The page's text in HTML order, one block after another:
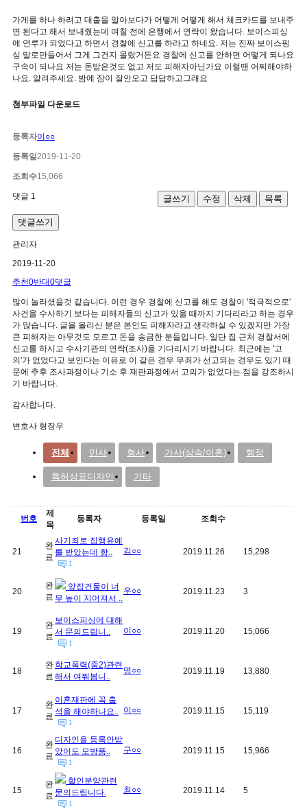
가게를 하나 하려고 대출을 알아보다가 어떻게 어떻게 해서 체크카드를 보내주
면 된다고 해서 보내줬는데 며칠 전에 은행에서 연락이 왔습니다. 보이스피싱
에 연루가 되었다고 하면서 경찰에 신고를 하라고 하네요. 저는 진짜 보이스핑
싱 말로만들어서 그게 그건지 몰랐거든요 경찰에 신고를 안하면 어떻게 되나요
구속이 되나요 저는 돈받은것도 없고 저도 피해자아닌가요 이럴땐 어찌해야하
나요. 알려주세요. 밤에 잠이 잘안오고 답답하고그래요
첨부파일 다운로드
등록자이○○
등록일2019-11-20
조회수15,066
글쓰기 수정 삭제 목록
댓글 1
댓글쓰기
관리자
2019-11-20
추천0반대0댓글
많이 놀라셨을것 같습니다. 이런 경우 경찰에 신고를 해도 경찰이 '적극적으로'
사건을 수사하기 보다는 피해자들의 신고가 있을 때까지 기다리라고 하는 경우
가 많습니다. 글을 올리신 분은 본인도 피해자라고 생각하실 수 있겠지만 가장
큰 피해자는 아무것도 모르고 돈을 송금한 분들입니다. 일단 집 근처 경찰서에
신고를 하시고 수사기관의 연락(조사)을 기다리시기 바랍니다. 최근에는 '고
의'가 없었다고 보인다는 이유로 이 같은 경우 무죄가 선고되는 경우도 있기 때
문에 추후 조사과정이나 기소 후 재판과정에서 고의가 없었다는 점을 강조하시
기 바랍니다.
감사합니다.
변호사 형장우
전체 민사 형사 가사(상속/이혼) 행정
특허상표디자인 기타
번호
제
목
등록자 등록일 조회수
21
완
료
사기죄로 집행유예
를 받았는데 항..
1
김○○ 2019.11.26 15,298
20
완
료
앞집건물이 너
무 높이 지어져서 ..
우○○ 2019.11.23 3
19
완
료
보이스피싱에 대해
서 문의드립니..
1
이○○ 2019.11.20 15,066
18
완
료
학교폭력(중2)관련
해서 여쭤봅니..
명○○ 2019.11.19 13,880
17
완
료
이혼재판에 꼭 출
석을 해야하나요..
1
이○○ 2019.11.15 15,119
16
완
료
디자인을 등록안받
았어도 모방품..
1
구○○ 2019.11.15 15,966
15
완
료
할인분양관련
문의드립니다.
1
최○○ 2019.11.14 5